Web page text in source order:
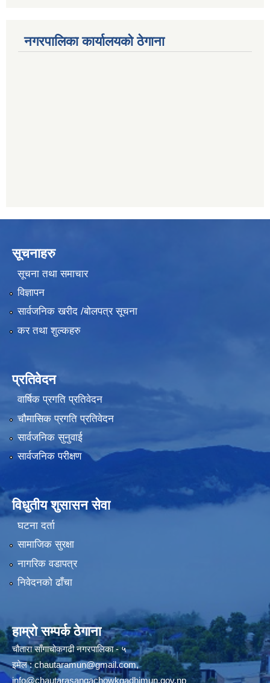
देव विकास बैंक, जलविरे
011403051
नगरपालिका कार्यालयको ठेगाना
सूचनाहरु
सूचना तथा समाचार
विज्ञापन
सार्वजनिक खरीद /बोलपत्र सूचना
कर तथा शुल्कहरु
प्रतिवेदन
वार्षिक प्रगति प्रतिवेदन
चौमासिक प्रगति प्रतिवेदन
सार्वजनिक सुनुवाई
सार्वजनिक परीक्षण
विधुतीय शुसासन सेवा
घटना दर्ता
सामाजिक सुरक्षा
नागरिक वडापत्र
निवेदनको ढाँचा
हाम्रो सम्पर्क ठेगाना
चौतारा साँगाचोकगढी नगरपालिका - ५
इमेल :chautaramun@gmail.com,
info@chautarasangachowkgadhimun.gov.np